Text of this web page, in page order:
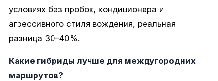
условиях без пробок, кондиционера и
агрессивного стиля вождения, реальная
разница 30–40%.
Какие гибриды лучше для междугородних
маршрутов?